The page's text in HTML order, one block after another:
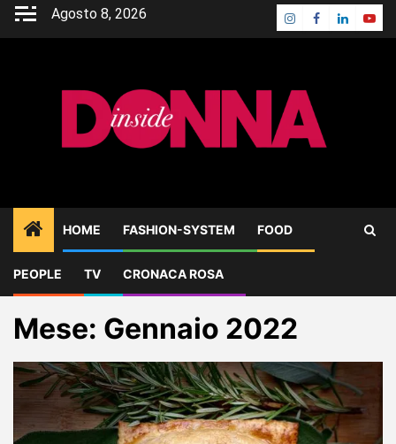
Skip
Agosto 8, 2026 Instagram
Facebook
Linkedin
HOME FASHION-SYSTEM FOOD
PEOPLE TV CRONACA ROSA
Home 2022 Gennaio
Mese: Gennaio 2022